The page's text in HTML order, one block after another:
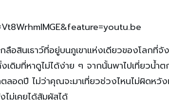
อสินเธาว์ที่อยู่บนภูเขาแห่งเดียวของโลกที่
ดิมที่หาดูไม่ได้ง่าย ๆ จากนั้นพาไปเที่ยวน้ำ
อดปี ไม่ว่าคุณจะมาเที่ยวช่วงไหนไม่ผิดห
ม่เคยได้สัมผัสได้